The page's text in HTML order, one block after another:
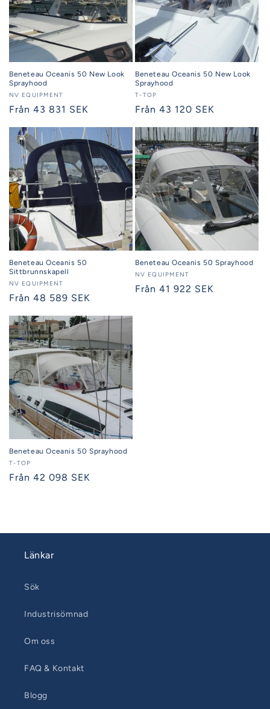
Beneteau Oceanis 50 New Look
Sprayhood
Säljare:
NV EQUIPMENT
Ordinarie
Från 43 831 SEK
Beneteau Oceanis 50 New Look
Sprayhood
Säljare:
T-TOP
Ordinarie
Från 43 120 SEK
Beneteau Oceanis 50
Sittbrunnskapell
Säljare:
NV EQUIPMENT
Ordinarie
Från 48 589 SEK
Beneteau Oceanis 50 Sprayhood
Säljare:
NV EQUIPMENT
Ordinarie
Från 41 922 SEK
Beneteau Oceanis 50 Sprayhood
Säljare:
T-TOP
Ordinarie
Från 42 098 SEK
Länkar
Sök
Industrisömnad
Om oss
FAQ & Kontakt
Blogg